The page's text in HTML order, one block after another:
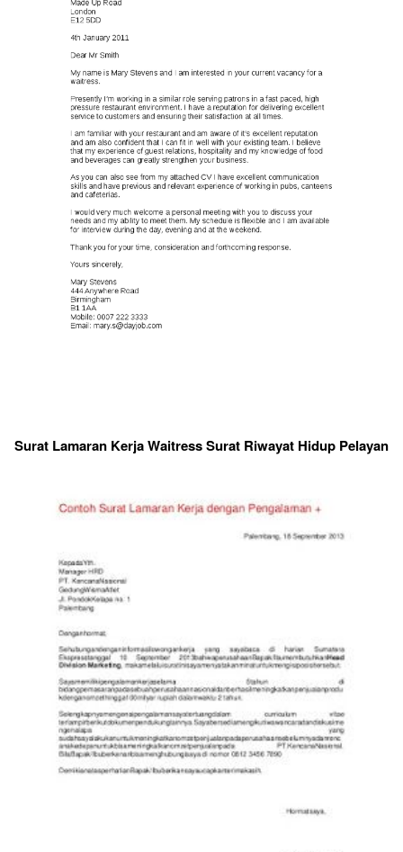
Surat Lamaran Kerja Waitress Surat Riwayat Hidup Pelayan